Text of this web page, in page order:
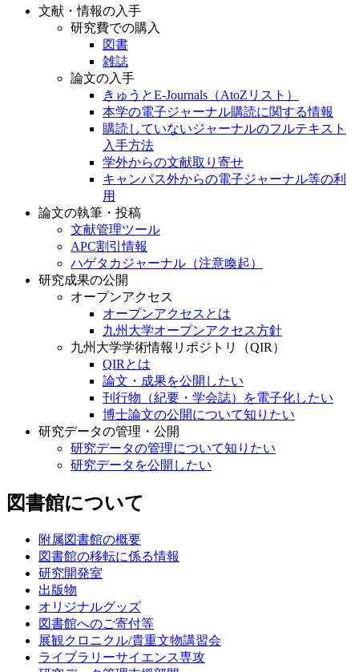
雑誌
論文の入手
きゅうとE-Journals（AtoZリスト）
本学の電子ジャーナル購読に関する情報
購読していないジャーナルのフルテキスト
入手方法
学外からの文献取り寄せ
キャンパス外からの電子ジャーナル等の利
用
論文の執筆・投稿
文献管理ツール
APC割引情報
ハゲタカジャーナル（注意喚起）
研究成果の公開
オープンアクセス
オープンアクセスとは
九州大学オープンアクセス方針
九州大学学術情報リポジトリ（QIR）
QIRとは
論文・成果を公開したい
刊行物（紀要・学会誌）を電子化したい
博士論文の公開について知りたい
研究データの管理・公開
研究データの管理について知りたい
研究データを公開したい
図書館について
図書館の移転に係る情報
出版物
オリジナルグッズ
図書館へのご寄付等
展観クロニクル/貴重文物講習会
ライブラリーサイエンス専攻
研究データ管理支援部門
九州地区大学図書館協議会
九州地区図書系二次専門試験